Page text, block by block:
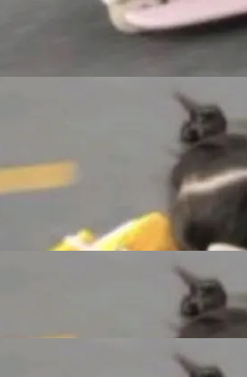
S3 恢复 SQLite 数据
化的唯一真相...
要么是vivo X300 E这
Ultra / Z Fold8 /
7月22日发布，且全
Galaxy，它们本该
Access 阶段。 De
landing page 最显
made between com
之间写出来的。git
任何一次编辑：Delt
一次操作，...
达 183 亿美元
博客（VC 分
季度业绩报告，Spac
。 与亚马逊、Alpha
科技巨头相比，Spa
引人瞩目。然而，支
现出截然不同的面
主要依托充沛的经
agent；Muse Spark
模型。一句话概括：
dev.meta.ai/install.
项目里自动规划、写
工具。 据介绍，Muse
后台 agent。这些后
用知识图谱校
拥有全局视野。整个
：建图 → 控制难度
Mooncake TENT。